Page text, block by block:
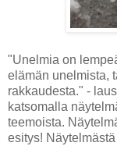
"Unelmia on
elämän unelmista,
rakkaudesta." -
katsomalla
teemoista.
esitys!